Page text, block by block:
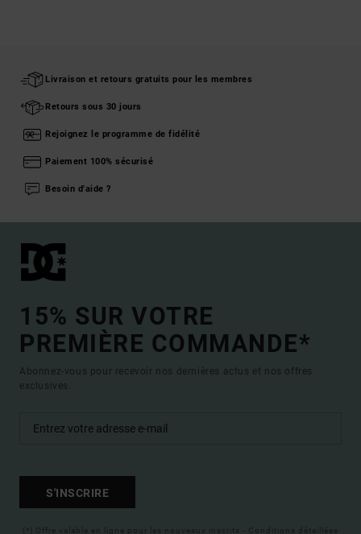
Livraison et retours gratuits pour les membres
Retours sous 30 jours
Rejoignez le programme de fidélité
Paiement 100% sécurisé
Besoin d'aide ?
15% SUR VOTRE
PREMIÈRE COMMANDE*
Abonnez-vous pour recevoir nos dernières actus et nos offres
exclusives.
S'INSCRIRE
(*) Offre valable en ligne pour les nouveaux inscrits - Conditions détaillées